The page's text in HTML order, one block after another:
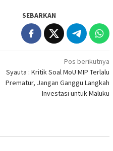
SEBARKAN
Pos berikutnya
Syauta : Kritik Soal MoU MIP Terlalu
Prematur, Jangan Ganggu Langkah
Investasi untuk Maluku